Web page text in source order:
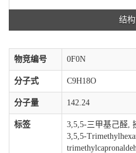
结
物竞编号 0F0N
分子式 C9H18O
分子量 142.24
标签
3,5,5-三甲基己醛,
3,5,5-